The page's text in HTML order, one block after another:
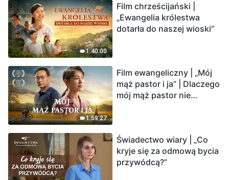
1:40:00
Film chrześcijański |
„Ewangelia królestwa
dotarła do naszej wioski”
1:59:27
Film ewangeliczny | „Mój
mąż pastor i ja” | Dlaczego
mój mąż pastor nie
Świadectwo wiary | „Co
kryje się za odmową bycia
przywódcą?”